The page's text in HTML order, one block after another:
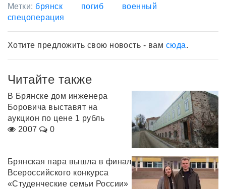
Метки: брянск погиб
военный
спецоперация
Хотите предложить свою новость - вам сюда.
Читайте также
В Брянске дом инженера
Боровича выставят на
аукцион по цене 1 рубль
2007
0
Брянская пара вышла в финал
Всероссийского конкурса
«Студенческие семьи России»